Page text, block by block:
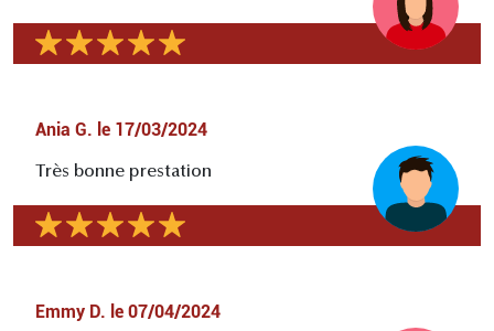
Ania G. le 17/03/2024
Très bonne prestation
Emmy D. le 07/04/2024